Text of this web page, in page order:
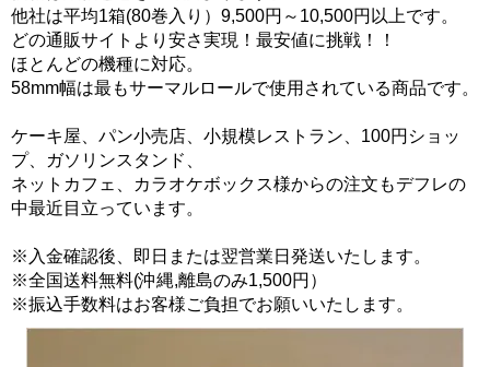
他社は平均1箱(80巻入り）9,500円～10,500円以上です。
どの通販サイトより安さ実現！最安値に挑戦！！
ほとんどの機種に対応。
58mm幅は最もサーマルロールで使用されている商品です。
ケーキ屋、パン小売店、小規模レストラン、100円ショッ
プ、ガソリンスタンド、
ネットカフェ、カラオケボックス様からの注文もデフレの
中最近目立っています。
※入金確認後、即日または翌営業日発送いたします。
※全国送料無料(沖縄,離島のみ1,500円）
※振込手数料はお客様ご負担でお願いいたします。